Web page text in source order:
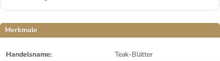
Merkmale
Handelsname:
Teak-Blätter